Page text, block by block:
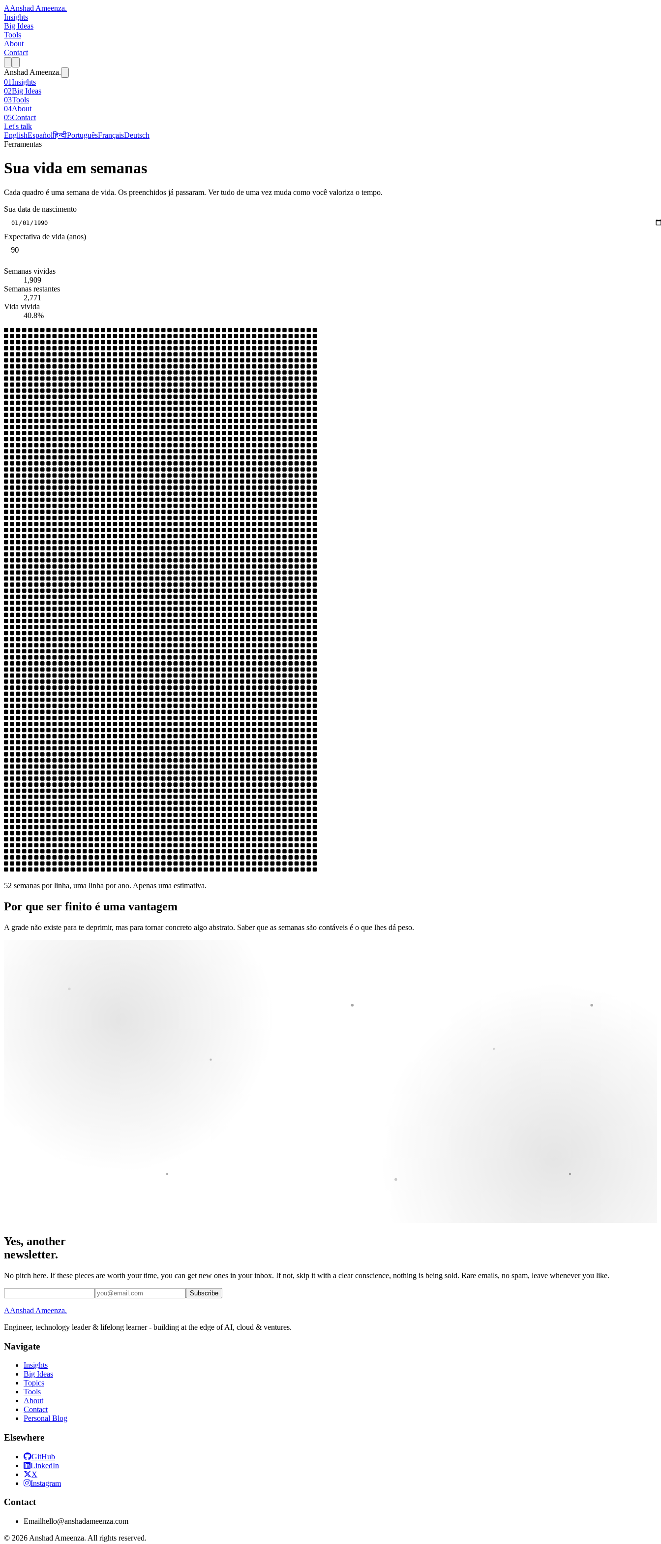
AAnshad Ameenza.
Insights
Big Ideas
Tools
About
Contact
Anshad Ameenza.
01Insights
02Big Ideas
03Tools
04About
05Contact
Let's talk
EnglishEspañolहिन्दीPortuguêsFrançaisDeutsch
Ferramentas
Sua vida em semanas
Cada quadro é uma semana de vida. Os preenchidos já passaram. Ver tudo de uma vez muda como você valoriza o tempo.
Sua data de nascimento
Expectativa de vida (anos)
Semanas vividas
1,909
Semanas restantes
2,771
Vida vivida
40.8%
52 semanas por linha, uma linha por ano. Apenas uma estimativa.
Por que ser finito é uma vantagem
A grade não existe para te deprimir, mas para tornar concreto algo abstrato. Saber que as semanas são contáveis é o que lhes dá peso.
Yes, another
newsletter.
No pitch here. If these pieces are worth your time, you can get new ones in your inbox. If not, skip it with a clear conscience, nothing is being sold. Rare emails, no spam, leave whenever you like.
Subscribe
AAnshad Ameenza.
Engineer, technology leader & lifelong learner - building at the edge of AI, cloud & ventures.
Navigate
Insights
Big Ideas
Topics
Tools
About
Contact
Personal Blog
Elsewhere
GitHub
LinkedIn
X
Instagram
Contact
Emailhello@anshadameenza.com
© 2026 Anshad Ameenza. All rights reserved.